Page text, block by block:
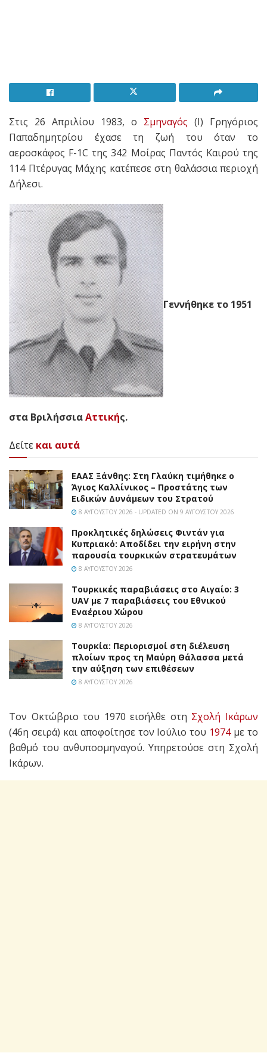
Στις 26 Απριλίου 1983, ο Σμηναγός (Ι) Γρηγόριος
Παπαδημητρίου έχασε τη ζωή του όταν το
αεροσκάφος F-1C της 342 Μοίρας Παντός Καιρού της
114 Πτέρυγας Μάχης κατέπεσε στη θαλάσσια περιοχή
Δήλεσι.
Γεννήθηκε το 1951
στα ΒριλήσσιαΑττικής.
Δείτε και αυτά
EAAΣ Ξάνθης: Στη Γλαύκη τιμήθηκε ο
Άγιος Καλλίνικος – Προστάτης των
Ειδικών Δυνάμεων του Στρατού
8 ΑΥΓΟΎΣΤΟΥ 2026 - UPDATED ON 9 ΑΥΓΟΎΣΤΟΥ 2026
Προκλητικές δηλώσεις Φιντάν για
Κυπριακό: Αποδίδει την ειρήνη στην
παρουσία τουρκικών στρατευμάτων
8 ΑΥΓΟΎΣΤΟΥ 2026
Τουρκικές παραβιάσεις στο Αιγαίο: 3
UAV με 7 παραβιάσεις του Εθνικού
Εναέριου Χώρου
8 ΑΥΓΟΎΣΤΟΥ 2026
Τουρκία: Περιορισμοί στη διέλευση
πλοίων προς τη Μαύρη Θάλασσα μετά
την αύξηση των επιθέσεων
8 ΑΥΓΟΎΣΤΟΥ 2026
Τον Οκτώβριο του 1970 εισήλθε στη Σχολή Ικάρων
(46η σειρά) και αποφοίτησε τον Ιούλιο του 1974με το
βαθμό του ανθυποσμηναγού. Υπηρετούσε στη Σχολή
Ικάρων.